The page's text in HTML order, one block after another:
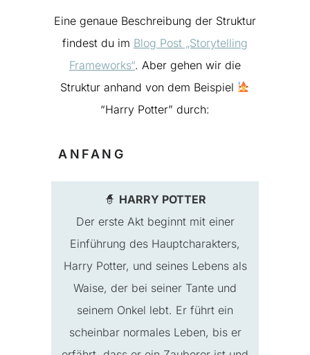
Eine genaue Beschreibung der Struktur
findest du im Blog Post „Storytelling
Frameworks“. Aber gehen wir die
Struktur anhand von dem Beispiel
“Harry Potter” durch:
ANFANG
🧙 HARRY POTTER
Der erste Akt beginnt mit einer
Einführung des Hauptcharakters,
Harry Potter, und seines Lebens als
Waise, der bei seiner Tante und
seinem Onkel lebt. Er führt ein
scheinbar normales Leben, bis er